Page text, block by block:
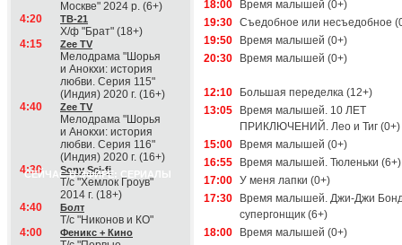
Москве" 2024 р. (6+)
4:20
ТВ-21
Х/ф "Брат" (18+)
4:15
Zee TV
Мелодрама "Шорья
и Анокхи: история
любви. Серия 115"
(Индия) 2020 г. (16+)
4:40
Zee TV
Мелодрама "Шорья
и Анокхи: история
любви. Серия 116"
(Индия) 2020 г. (16+)
СЕЙЧАС В ЭФИРЕ: СЕРИАЛЫ
4:30 Sony Sci-fi
Т/с "Хемлок Гроув"
2014 г. (18+)
4:40
Болт
Т/с "Никонов и КО"
4:00
Феникс + Кино
18:00
Время малышей (0+)
19:30 Съедобное или несъедобное
19:50
Время малышей (0+)
20:30
Время малышей (0+)
12:10
Большая переделка (12+)
13:05
Время малышей. 10 ЛЕТ
ПРИКЛЮЧЕНИЙ. Лео и Тиг (0+)
15:00
Время малышей (0+)
16:55
Время малышей. Тюленьки (6+)
17:00 У меня лапки (0+)
17:30
Время малышей. Джи-Джи
супергонщик (6+)
18:00
Время малышей (0+)